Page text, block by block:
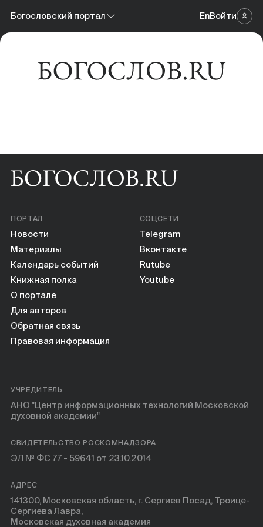
Богословский портал
Богословский портал
EnВойти
Новости
Научные инструменты
ПОРТАЛ
Новости
Материалы
Календарь событий
Книжная полка
О портале
Для авторов
Обратная связь
Правовая информация
СОЦСЕТИ
Telegram
Вконтакте
Rutube
Youtube
УЧРЕДИТЕЛЬ
АНО "Центр информационных технологий Московской
духовной академии"
СВИДЕТЕЛЬСТВО РОСКОМНАДЗОРА
ЭЛ № ФС 77 - 59641 от 23.10.2014
АДРЕС
141300, Московская область, г. Сергиев Посад, Троице-
Сергиева Лавра,
Московская духовная академия